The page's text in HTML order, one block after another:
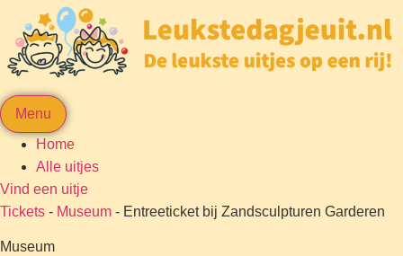
Menu
Home
Alle uitjes
Vind een uitje
Tickets - Museum - Entreeticket bij Zandsculpturen Garderen
Museum